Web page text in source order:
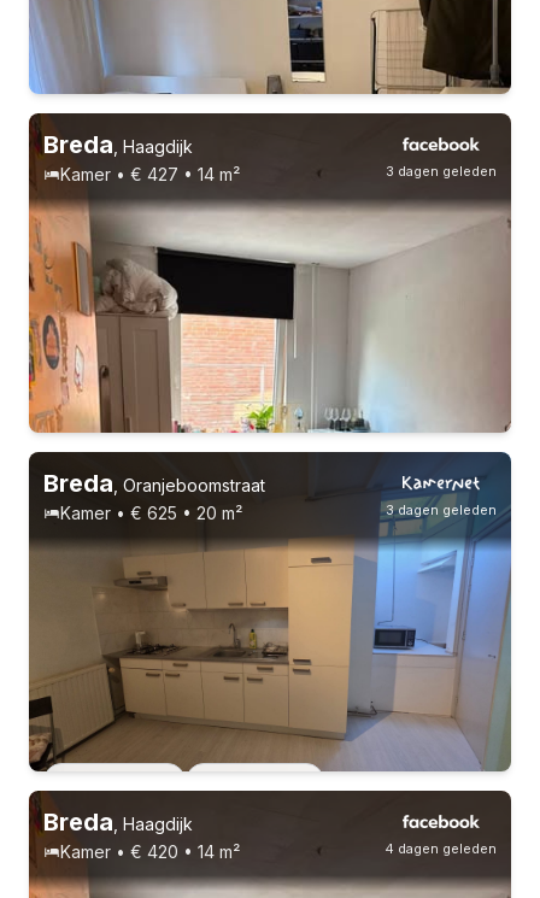
Vast contract 7 huisgenoten Studenten
1-9-26 - 1-9-27 4 huisgenoten
3 dagen geleden
Breda Haagdijk
Kamer • € 427 • 14 m²
Vast contract
3 dagen geleden
Breda Oranjeboomstraat
Kamer • € 625 • 20 m²
4 dagen geleden
Breda Haagdijk
Kamer • € 420 • 14 m²